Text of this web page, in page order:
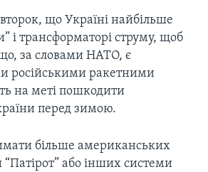
що Україні найбільше
і трансформаторі струму, щоб
за словами НАТО, є
російськими ракетними
на меті пошкодити
перед зимою.
більше американських
або інших системи